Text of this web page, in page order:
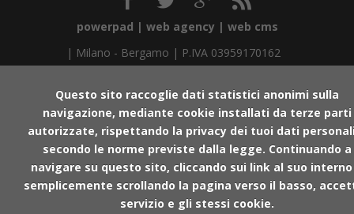
powerpad | web agency | web cms
| Milano - Bergamo | P.IVA 03959170162
Questo sito raccoglie dati statistici anonimi sulla
navigazione, mediante cookie installati da terze parti
autorizzate, rispettando la privacy dei tuoi dati
secondo le norme previste dalla legge. Continuando a
navigare su questo sito, cliccando sui link al suo
semplicemente scrollando la pagina verso il basso,
servizio e gli stessi cookie.